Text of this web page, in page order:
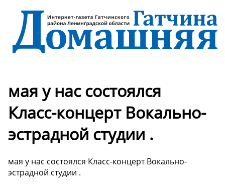
мая у нас состоялся
Класс-концерт Вокально-
эстрадной студии .
мая у нас состоялся Класс-концерт Вокально-
эстрадной студии . ️